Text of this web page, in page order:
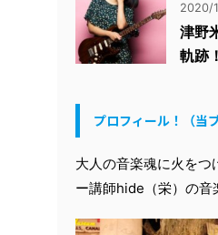
2020/
津野
軌跡！
プロフィール！（当
大人の音楽魂に火をつ
ー講師hide（栄）の音